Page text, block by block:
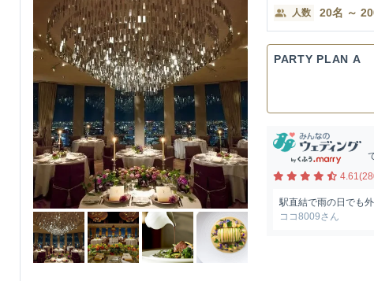
人数 20名 ～
PARTY PLAN A
駅直結で雨の日でも
ココ8009さん